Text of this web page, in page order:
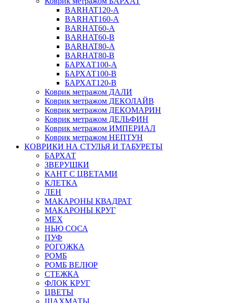
BARHAT120-A
BARHAT160-A
BARHAT60-A
BARHAT60-B
BARHAT80-A
BARHAT80-B
БАРХАТ100-A
БАРХАТ100-B
БАРХАТ120-B
Коврик метражом ДАЛИ
Коврик метражом ДЕКОЛАЙВ
Коврик метражом ДЕКОМАРИН
Коврик метражом ДЕЛЬФИН
Коврик метражом ИМПЕРИАЛ
Коврик метражом НЕПТУН
КОВРИКИ НА СТУЛЬЯ И ТАБУРЕТЫ
БАРХАТ
ЗВЕРУШКИ
КАНТ С ЦВЕТАМИ
КЛЕТКА
ЛЕН
МАКАРОНЫ КВАДРАТ
МАКАРОНЫ КРУГ
МЕХ
НЬЮ СОСА
ПУФ
РОГОЖКА
РОМБ
РОМБ ВЕЛЮР
СТЕЖКА
ФЛОК КРУГ
ЦВЕТЫ